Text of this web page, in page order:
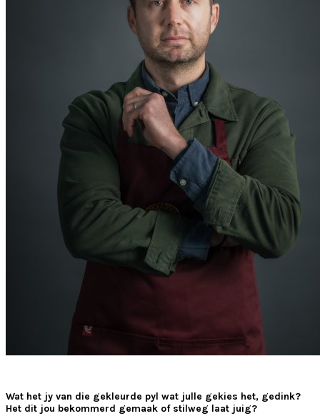
Wat het jy van die gekleurde pyl wat julle gekies het, gedink?
Het dit jou bekommerd gemaak of stilweg laat juig?